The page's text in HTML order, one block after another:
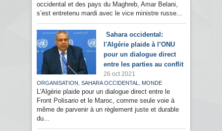
occidental et des pays du Maghreb, Amar Belani,
s’est entretenu mardi avec le vice ministre russe...
Sahara occidental:
l'Algérie plaide à l’ONU
pour un dialogue direct
entre les parties au conflit
26 oct 2021
ORGANISATION , SAHARA OCCIDENTAL , MONDE
L'Algérie plaide pour un dialogue direct entre le
Front Polisario et le Maroc, comme seule voie à
même de parvenir à un règlement juste et durable
du...